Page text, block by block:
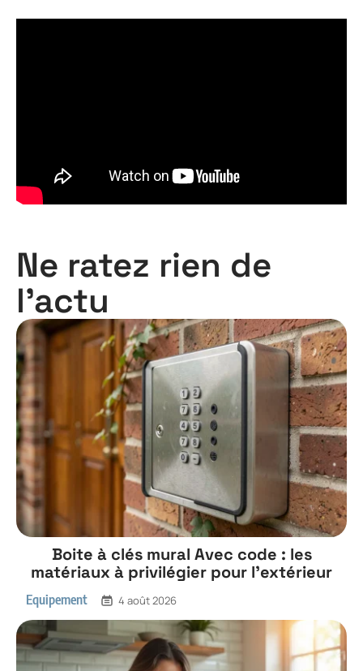
Ne ratez rien de
l'actu
Boite à clés mural Avec code : les
matériaux à privilégier pour l’extérieur
Equipement 4 août 2026